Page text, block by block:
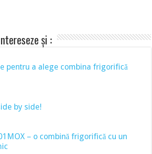
și :
pentru a alege combina frigorifică
by side!
– o combină frigorifică cu un